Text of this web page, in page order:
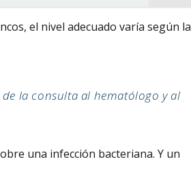
el nivel adecuado varía según la
la consulta al hematólogo y al
una infección bacteriana. Y un